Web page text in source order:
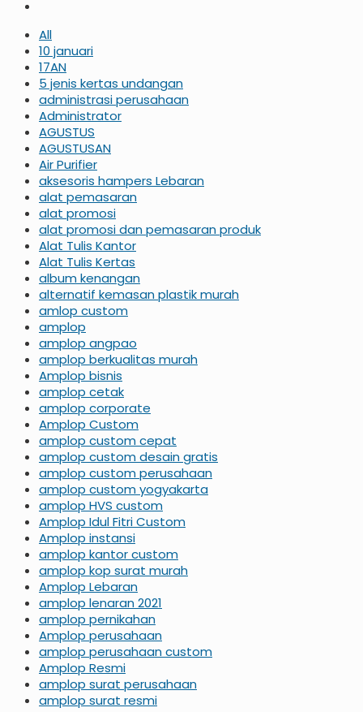
All
10 januari
17AN
5 jenis kertas undangan
administrasi perusahaan
Administrator
AGUSTUS
AGUSTUSAN
Air Purifier
aksesoris hampers Lebaran
alat pemasaran
alat promosi
alat promosi dan pemasaran produk
Alat Tulis Kantor
Alat Tulis Kertas
album kenangan
alternatif kemasan plastik murah
amlop custom
amplop
amplop angpao
amplop berkualitas murah
Amplop bisnis
amplop cetak
amplop corporate
Amplop Custom
amplop custom cepat
amplop custom desain gratis
amplop custom perusahaan
amplop custom yogyakarta
amplop HVS custom
Amplop Idul Fitri Custom
Amplop instansi
amplop kantor custom
amplop kop surat murah
Amplop Lebaran
amplop lenaran 2021
amplop pernikahan
Amplop perusahaan
amplop perusahaan custom
Amplop Resmi
amplop surat perusahaan
amplop surat resmi